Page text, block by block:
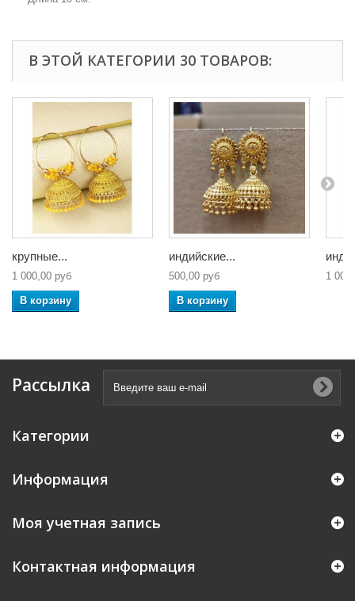
В ЭТОЙ КАТЕГОРИИ 30 ТОВАРОВ:
крупные...
1 000,00 руб
В корзину
индийские...
500,00 руб
В корзину
1
Рассылка
Категории
Информация
Моя учетная запись
Контактная информация